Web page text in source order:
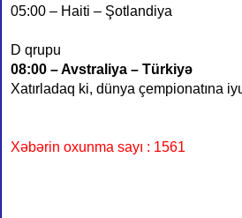
05:00 – Haiti – Şotlandiya
D qrupu
08:00 – Avstraliya – Türkiyə
Xatırladaq ki, dünya çempionatına
Xəbərin oxunma sayı : 1561